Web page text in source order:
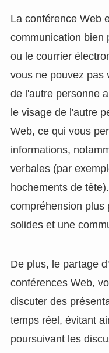
La conférence Web
communication bien
ou le courrier
vous ne pouvez pas
de l'autre personne
le visage de l'autre
Web, ce qui vous
informations,
verbales (par
hochements de
compréhension plus
solides et une
De plus, le partage
conférences Web,
discuter des
temps réel, évitant
poursuivant les